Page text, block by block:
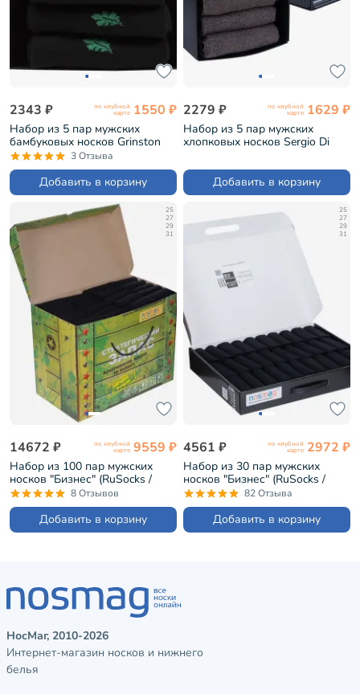
2343 ₽ по клубной
карте 1550 ₽
Набор из 5 пар мужских
бамбуковых носков Grinston
черные (PG-15d11-5/0)
3 Отзыва
Добавить в корзину
2279 ₽ по клубной
карте 1629 ₽
Набор из 5 пар мужских
хлопковых носков Sergio Di
15SC3-5)
Добавить в корзину
25
27
29
31
14672 ₽ по клубной
карте 9559 ₽
Набор из 100 пар мужских
носков "Бизнес" (RuSocks /
Орудьевский трикотаж)
черные (РуС-100)
8 Отзывов
Добавить в корзину
25
27
29
31
4561 ₽ по клубной
карте 2972 ₽
Набор из 30 пар мужских
носков "Бизнес" (RuSocks /
Орудьевский трикотаж)
черные (РуС-30)
82 Отзыва
Добавить в корзину
НосМаг, 2010-2026
Интернет-магазин носков и нижнего
белья